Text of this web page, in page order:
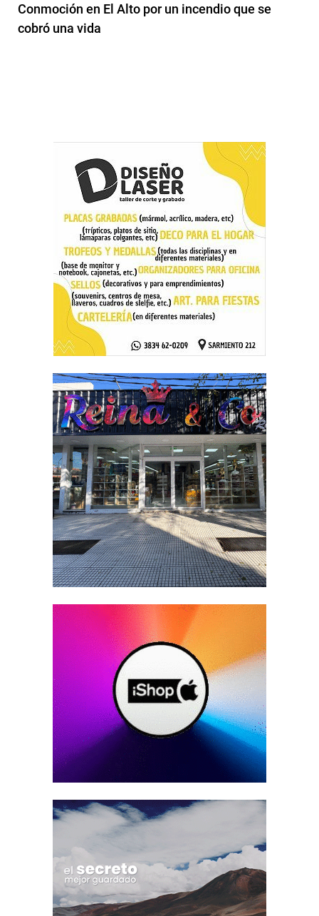
Conmoción en El Alto por un incendio que se
cobró una vida